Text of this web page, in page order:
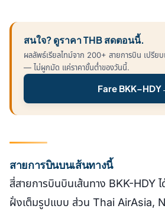
สนใจ? ดูราคา THB สดตอนนี้.
ผลลัพธ์เรียลไทม์จาก 200+ สายการบิน เปรียบ
— ไม่ผูกมัด แค่ราคาขั้นต่ำของวันนี้.
Fare BKK–HDY
สายการบินบนเส้นทางนี้
สี่สายการบินบินเส้นทาง BKK-HDY
ฝั่งเต็มรูปแบบ ส่วน Thai AirAsia,